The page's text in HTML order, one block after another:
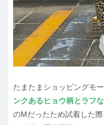
たまたまショッピングモ
ンクあるヒョウ柄とラフ
のMだったため試着した